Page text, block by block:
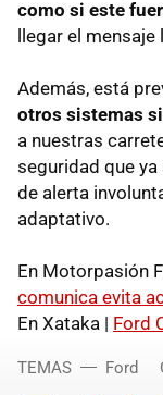
como si este
llegar el
Además, está
otros sistemas
a nuestras
seguridad que
de alerta
adaptativo.
En Motorpasión
comunica evita
En Xataka | Ford
TEMAS Ford